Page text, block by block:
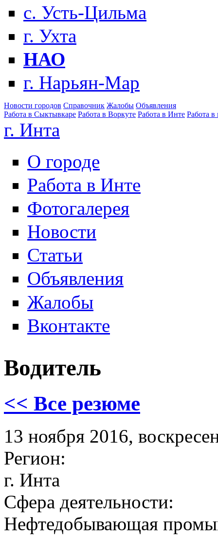
с. Усть-Цильма
г. Ухта
НАО
г. Нарьян-Мар
Новости городов Справочник Жалобы Объявления
Работа в Сыктывкаре Работа в Воркуте Работа в Инте Работа в
г. Инта
О городе
Работа в Инте
Фотогалерея
Новости
Статьи
Объявления
Жалобы
Вконтакте
Водитель
<< Все резюме
13 ноября 2016,
Регион:
г. Инта
Сфера деятельности:
Нефтедобывающая